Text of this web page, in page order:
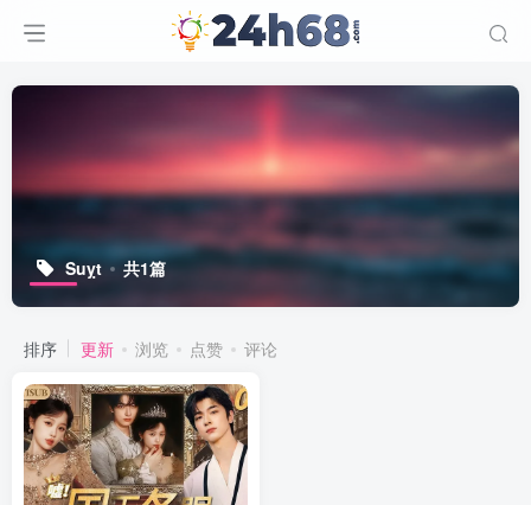
Suỵt 共1篇
排序 更新 浏览 点赞 评论